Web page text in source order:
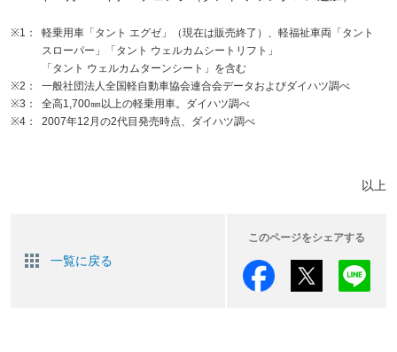
※1：
軽乗用車「タント エグゼ」（現在は販売終了）、軽福祉車両「タント
スローパー」「タント ウェルカムシートリフト」
「タント ウェルカムターンシート」を含む
※2：
一般社団法人全国軽自動車協会連合会データおよびダイハツ調べ
※3：
全高1,700㎜以上の軽乗用車。ダイハツ調べ
※4：
2007年12月の2代目発売時点、ダイハツ調べ
以上
一覧に戻る
このページをシェアする